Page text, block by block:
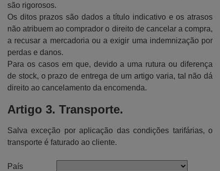
são rigorosos.
Os ditos prazos são dados a título indicativo e os atrasos
não atribuem ao comprador o direito de cancelar a compra,
a recusar a mercadoria ou a exigir uma indemnização por
perdas e danos.
Para os casos em que, devido a uma rutura ou diferença
de stock, o prazo de entrega de um artigo varia, tal não dá
direito ao cancelamento da encomenda.
Artigo 3. Transporte.
Salva exceção por aplicação das condições tarifárias, o
transporte é faturado ao cliente.
País